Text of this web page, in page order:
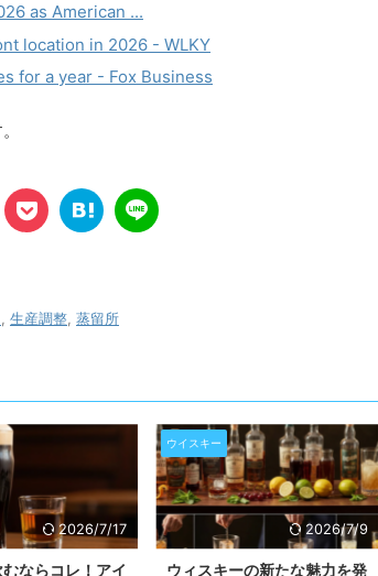
as American ...
location in 2026 - WLKY
for a year - Fox Business
, 生産調整, 蒸留所
2026/7/17
ならコレ！アイ
ウイスキー
2026/7/9
ウィスキーの新たな魅力を発